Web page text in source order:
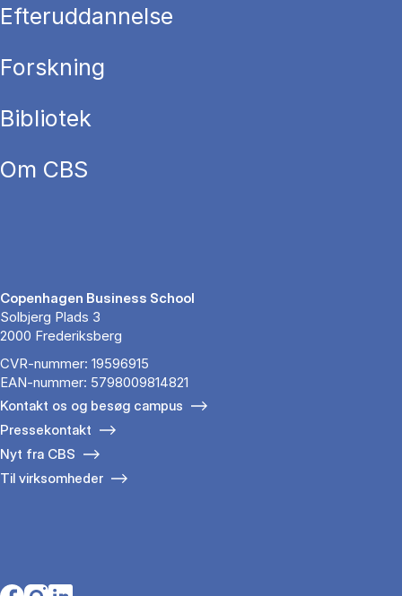
Efteruddannelse
Forskning
Bibliotek
Om CBS
Copenhagen Business School
Solbjerg Plads 3
2000 Frederiksberg
CVR-nummer: 19596915
EAN-nummer: 5798009814821
Kontakt os og besøg campus
Pressekontakt
Nyt fra CBS
Til virksomheder